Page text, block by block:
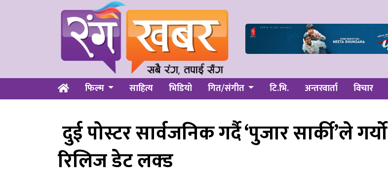
फिल्म साहित्य भिडियो गित/संगीत टि.भि. अन्तरवार्ता विचार
दुई पोस्टर सार्वजनिक गर्दै ‘पुजार सार्की’ले गर्यो
रिलिज डेट लक्ड